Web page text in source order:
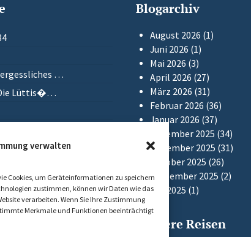
verwalten
Cookies, um Geräteinformationen zu speichern
zustimmen, können wir Daten wie das
verarbeiten. Wenn Sie Ihre Zustimmung
Merkmale und Funktionen beeinträchtigt
…
Lüttis�…
Blogarchiv
August 2026 (1)
Juni 2026 (1)
Mai 2026 (3)
April 2026 (27)
März 2026 (31)
Februar 2026 (36)
Januar 2026 (37)
Dezember 2025 (34)
November 2025 (31)
Oktober 2025 (26)
September 2025 (2)
Mai 2025 (1)
Frühere Reisen